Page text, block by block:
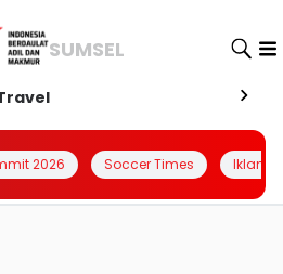
SUMSEL
2026 Soccer Times Iklanin